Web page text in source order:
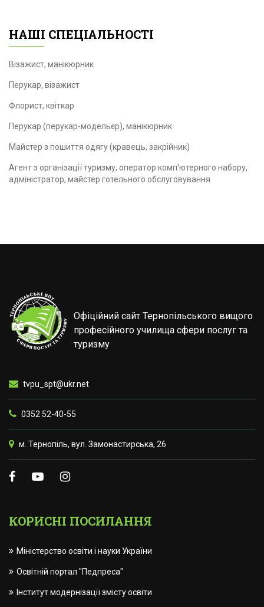
НАШІ СПЕЦІАЛЬНОСТІ
Візажист, манікюрник
Перукар, візажист
Флорист, квіткар
Перукар (перукар-модельєр), манікюрник
Майстер з пошиття одягу (кравець, закрійник)
Агент з організації туризму, оператор комп'ютерного набору,
адміністратор, майстер готельного обслуговування
Офіційний сайт Тернопільського вищого
професійного училища сфери послуг та
туризму
tvpu_spt@ukr.net
0352 52-40-55
м. Тернопіль, вул. Замонастирська, 26
КОРИСНІ ПОСИЛАННЯ
Міністерство освіти і науки України
Освітній портал "Педпреса"
Інститут модернізації змісту освіти